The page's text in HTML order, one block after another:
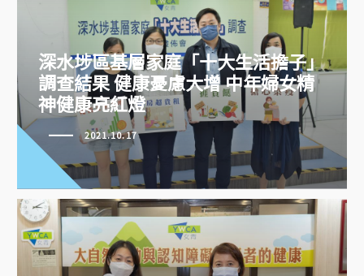
深水埗區基層家庭「十大生活擔
子」調查結果 健康憂慮大增 中年
婦女精神健康亮紅燈
深水埗區基層家庭「十大生活擔子」
調查結果 健康憂慮大增 中年婦女精
神健康亮紅燈
2021.10.17